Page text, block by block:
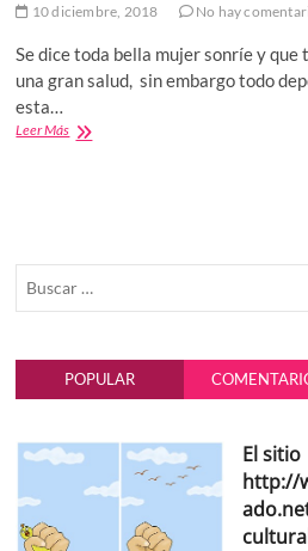
10 diciembre, 2018 No hay
Se dice toda bella mujer sonríe y que
una gran salud, sin embargo todo
esta…
Leer MásSalud
vida
POPULAR
El sitio
http://